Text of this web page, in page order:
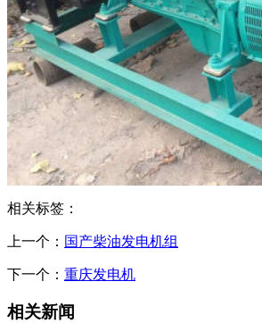
相关标签：
上一个： 国产柴油发电机组
下一个： 重庆发电机
相关新闻